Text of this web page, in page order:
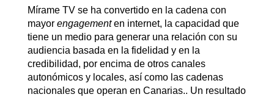
Mírame TV se ha convertido en la cadena con
mayor engagementen internet, la capacidad que
tiene un medio para generar una relación con su
audiencia basada en la fidelidad y en la
credibilidad, por encima de otros canales
autonómicos y locales, así como las cadenas
nacionales que operan en Canarias.. Un resultado